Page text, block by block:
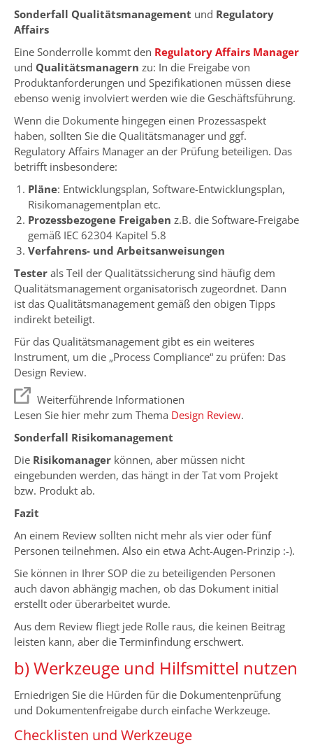
Sonderfall Qualitätsmanagement und Regulatory
Affairs
Eine Sonderrolle kommt den Regulatory Affairs Manager
und Qualitätsmanagern zu: In die Freigabe von
Produktanforderungen und Spezifikationen müssen diese
ebenso wenig involviert werden wie die Geschäftsführung.
Wenn die Dokumente hingegen einen Prozessaspekt
haben, sollten Sie die Qualitätsmanager und ggf.
Regulatory Affairs Manager an der Prüfung beteiligen. Das
betrifft insbesondere:
Pläne: Entwicklungsplan, Software-Entwicklungsplan,
Risikomanagementplan etc.
Prozessbezogene Freigaben z.B. die Software-Freigabe
gemäß IEC 62304 Kapitel 5.8
Verfahrens- und Arbeitsanweisungen
Tester als Teil der Qualitätssicherung sind häufig dem
Qualitätsmanagement organisatorisch zugeordnet. Dann
ist das Qualitätsmanagement gemäß den obigen Tipps
indirekt beteiligt.
Für das Qualitätsmanagement gibt es ein weiteres
Instrument, um die „Process Compliance“ zu prüfen: Das
Design Review.
Weiterführende Informationen
Lesen Sie hier mehr zum Thema Design Review.
Sonderfall Risikomanagement
Die Risikomanager können, aber müssen nicht
eingebunden werden, das hängt in der Tat vom Projekt
bzw. Produkt ab.
Fazit
An einem Review sollten nicht mehr als vier oder fünf
Personen teilnehmen. Also ein etwa Acht-Augen-Prinzip :-).
Sie können in Ihrer SOP die zu beteiligenden Personen
auch davon abhängig machen, ob das Dokument initial
erstellt oder überarbeitet wurde.
Aus dem Review fliegt jede Rolle raus, die keinen Beitrag
leisten kann, aber die Terminfindung erschwert.
b) Werkzeuge und Hilfsmittel nutzen
Erniedrigen Sie die Hürden für die Dokumentenprüfung
und Dokumentenfreigabe durch einfache Werkzeuge.
Checklisten und Werkzeuge